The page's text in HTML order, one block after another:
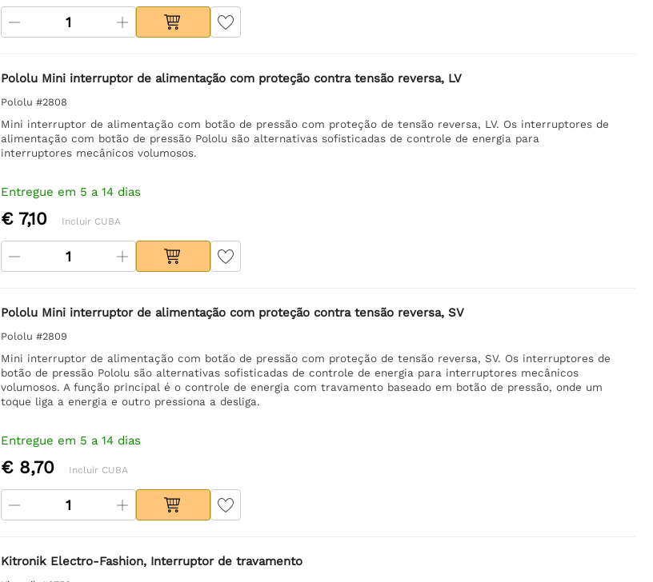
Pololu Mini interruptor de alimentação com proteção contra tensão reversa, LV
Pololu #2808
Mini interruptor de alimentação com botão de pressão com proteção de tensão reversa, LV. Os interruptores de
alimentação com botão de pressão Pololu são alternativas sofisticadas de controle de energia para
interruptores mecânicos volumosos.
Entregue em 5 a 14 dias
€ 7,10 Incluir CUBA
Pololu Mini interruptor de alimentação com proteção contra tensão reversa, SV
Pololu #2809
Mini interruptor de alimentação com botão de pressão com proteção de tensão reversa, SV. Os interruptores de
botão de pressão Pololu são alternativas sofisticadas de controle de energia para interruptores mecânicos
volumosos. A função principal é o controle de energia com travamento baseado em botão de pressão, onde um
toque liga a energia e outro pressiona a desliga.
Entregue em 5 a 14 dias
€ 8,70 Incluir CUBA
Kitronik Electro-Fashion, Interruptor de travamento